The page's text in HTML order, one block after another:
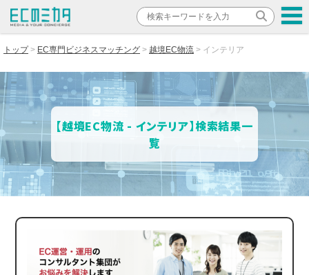
トップ EC専門ビジネスマッチング 越境EC物流 インテリア
【越境EC物流 - インテリア】検索結果一
覧